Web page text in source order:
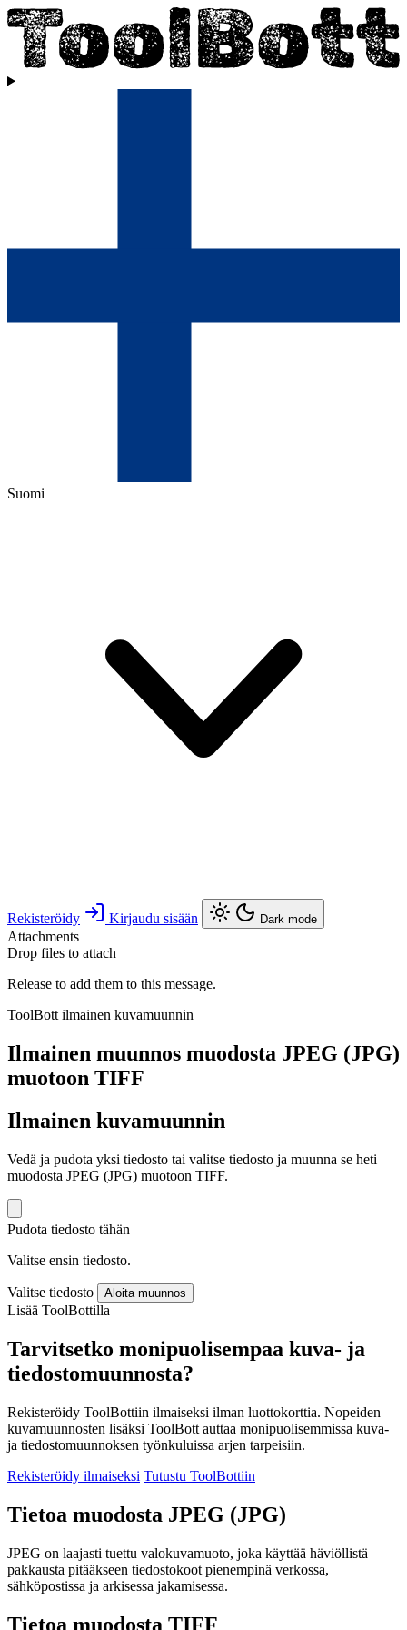
Suomi
Rekisteröidy Kirjaudu sisään Dark mode
Attachments
Drop files to attach
Release to add them to this message.
ToolBott ilmainen kuvamuunnin
Ilmainen muunnos muodosta JPEG (JPG)
muotoon TIFF
Ilmainen kuvamuunnin
Vedä ja pudota yksi tiedosto tai valitse tiedosto ja muunna se heti
muodosta JPEG (JPG) muotoon TIFF.
Pudota tiedosto tähän
Valitse ensin tiedosto.
Valitse tiedosto Aloita muunnos
Lisää ToolBottilla
Tarvitsetko monipuolisempaa kuva- ja
tiedostomuunnosta?
Rekisteröidy ToolBottiin ilmaiseksi ilman luottokorttia. Nopeiden
kuvamuunnosten lisäksi ToolBott auttaa monipuolisemmissa kuva-
ja tiedostomuunnoksen työnkuluissa arjen tarpeisiin.
Rekisteröidy ilmaiseksi Tutustu ToolBottiin
Tietoa muodosta JPEG (JPG)
JPEG on laajasti tuettu valokuvamuoto, joka käyttää häviöllistä
pakkausta pitääkseen tiedostokoot pienempinä verkossa,
sähköpostissa ja arkisessa jakamisessa.
Tietoa muodosta TIFF